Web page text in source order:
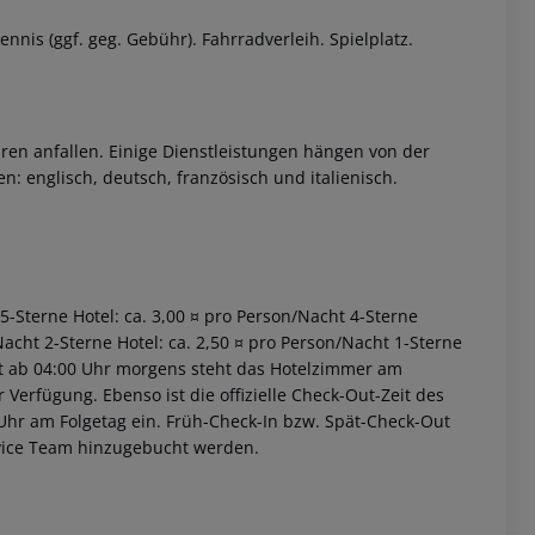
(ggf. geg. Gebühr). Fahrradverleih. Spielplatz.
anfallen. Einige Dienstleistungen hängen von der
englisch, deutsch, französisch und italienisch.
Hotel: ca. 3,00 ¤ pro Person/Nacht 4-Sterne
2-Sterne Hotel: ca. 2,50 ¤ pro Person/Nacht 1-Sterne
04:00 Uhr morgens steht das Hotelzimmer am
Ebenso ist die offizielle Check-Out-Zeit des
am Folgetag ein. Früh-Check-In bzw. Spät-Check-Out
Team hinzugebucht werden.